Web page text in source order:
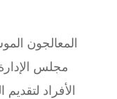
المعالجون
مجلس
الأفراد